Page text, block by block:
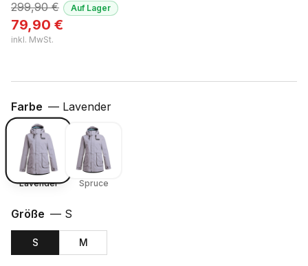
299,90€
79,90 €
inkl. MwSt.
Auf Lager
Farbe — Lavender
Lavender Spruce
Größe — S
S M